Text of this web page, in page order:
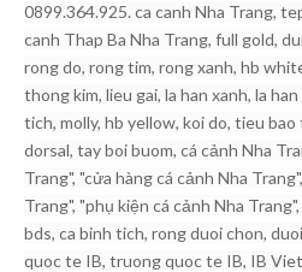
0899.364.925. ca canh Nha Trang,
canh Thap Ba Nha Trang, full gold,
rong do, rong tim, rong xanh, hb
thong kim, lieu gai, la han xanh, la
tich, molly, hb yellow, koi do, tieu
dorsal, tay boi buom, cá cảnh Nha
Trang", "cửa hàng cá cảnh Nha
Trang", "phụ kiện cá cảnh Nha
bds, ca binh tich, rong duoi chon,
quoc te IB, truong quoc te IB, IB